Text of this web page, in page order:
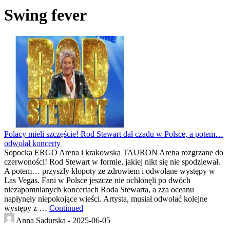
Swing fever
Polacy mieli szczęście! Rod Stewart dał czadu w Polsce, a potem…
odwołał koncerty
Sopocka ERGO Arena i krakowska TAURON Arena rozgrzane do
czerwoności! Rod Stewart w formie, jakiej nikt się nie spodziewał.
A potem… przyszły kłopoty ze zdrowiem i odwołane występy w
Las Vegas. Fani w Polsce jeszcze nie ochłonęli po dwóch
niezapomnianych koncertach Roda Stewarta, a zza oceanu
napłynęły niepokojące wieści. Artysta, musiał odwołać kolejne
występy z … Continued
Anna Sadurska - 2025-06-05